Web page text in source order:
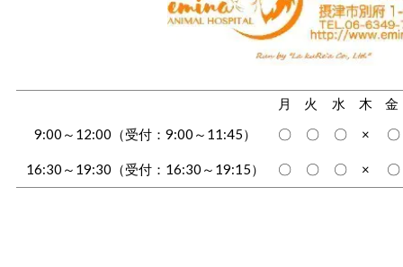
月 火 水 木
金
9:00～12:00（受付： 9:00～11:45） 〇 〇 〇 × 〇
16:30～19:30 （受付：16:30～19:15） 〇 〇 〇 × 〇